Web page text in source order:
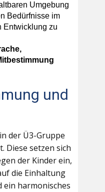
Umgebung
Bedürfnisse im
Entwicklung zu
und
der Ü3-Gruppe
Diese setzen sich
der Kinder ein,
die Einhaltung
harmonisches